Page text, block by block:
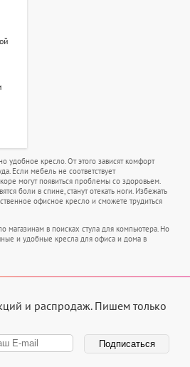
удобное кресло. От этого зависят комфорт
Если мебель не соответствует
могут появиться проблемы со здоровьем.
боли в спине, станут отекать ноги. Избежать
офисное кресло и сможете трудиться
магазинам в поисках стула для компьютера. Но
и удобные кресла для офиса и дома в
и распродаж. Пишем только